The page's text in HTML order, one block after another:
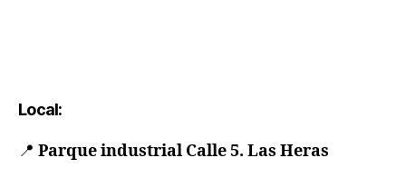
Local:
📍 Parque industrial Calle 5. Las Heras